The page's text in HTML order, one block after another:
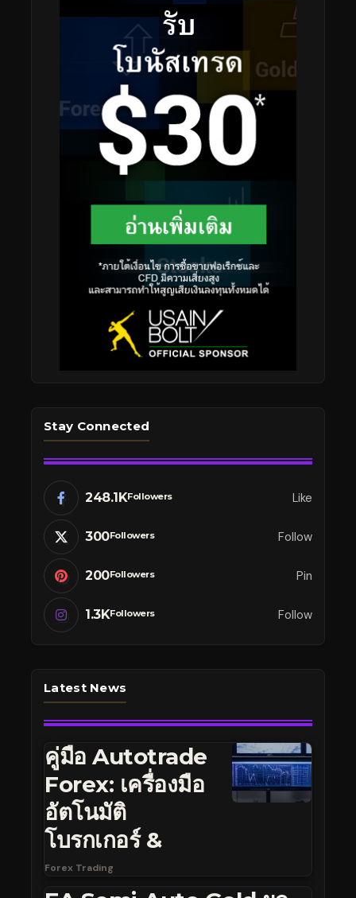
Stay Connected
248.1KFollowers Like
300Followers Follow
200Followers Pin
1.3KFollowers Follow
Latest News
คู่มือ Autotrade
Forex: เครื่องมือ
อัตโนมัติ
โบรกเกอร์ &
Forex Trading